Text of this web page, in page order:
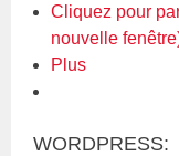
Cliquez pour
nouvelle
Plus
WORDPRESS: